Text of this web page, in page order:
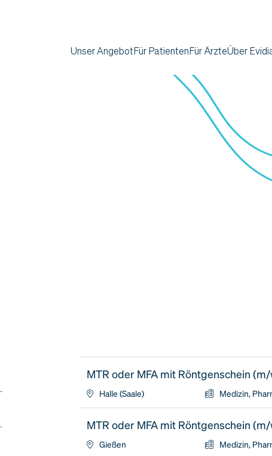
Unser AngebotFür PatientenFür ÄrzteÜber
MTR oder MFA mit Röntgenschein
Halle (Saale) Medizin,
MTR oder MFA mit Röntgenschein
Gießen Medizin,